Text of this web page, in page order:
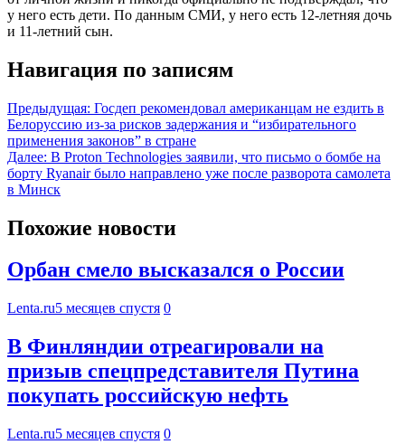
у него есть дети. По данным СМИ, у него есть 12-летняя дочь
и 11-летний сын.
Навигация по записям
Предыдущая: Госдеп рекомендовал американцам не ездить в
Белоруссию из-за рисков задержания и “избирательного
применения законов” в стране
Далее: В Proton Technologies заявили, что письмо о бомбе на
борту Ryanair было направлено уже после разворота самолета
в Минск
Похожие новости
Орбан смело высказался о России
Lenta.ru5 месяцев спустя 0
В Финляндии отреагировали на
призыв спецпредставителя Путина
покупать российскую нефть
Lenta.ru5 месяцев спустя 0